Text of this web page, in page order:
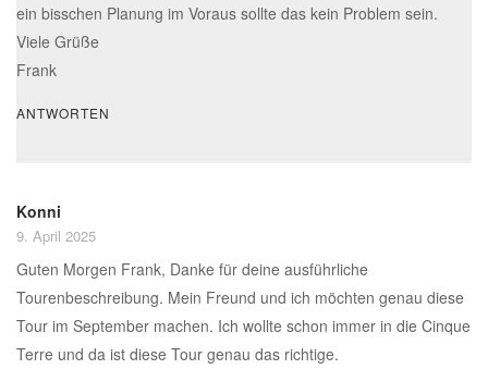
ein bisschen Planung im Voraus sollte das kein Problem sein.
Viele Grüße
Frank
ANTWORTEN
Konni
9. April 2025
Guten Morgen Frank, Danke für deine ausführliche
Tourenbeschreibung. Mein Freund und ich möchten genau diese
Tour im September machen. Ich wollte schon immer in die Cinque
Terre und da ist diese Tour genau das richtige.